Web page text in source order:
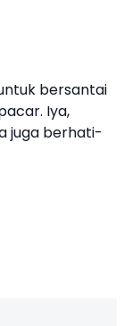
bersantai
Iya,
juga berhati-